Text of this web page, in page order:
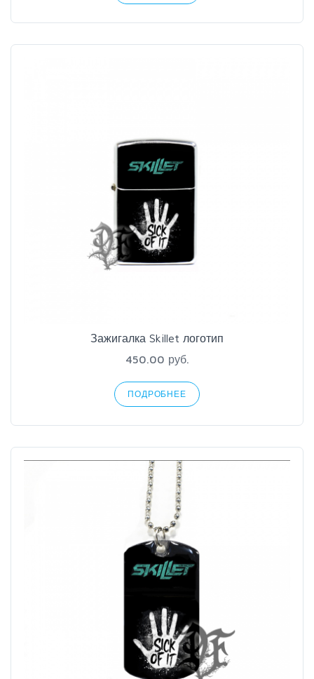
Зажигалка Skillet логотип
450.00 руб.
ПОДРОБНЕЕ